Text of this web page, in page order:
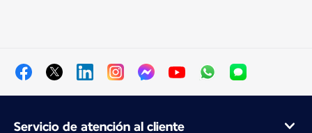
Servicio de atención al cliente